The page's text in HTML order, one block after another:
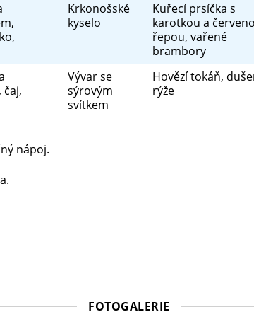
Krkonošské
kyselo
Kuřecí prsíčka s
karotkou a
řepou, vařené
brambory
čaj,
Vývar se
sýrovým
svítkem
Hovězí tokáň,
rýže
nápoj.
FOTOGALERIE